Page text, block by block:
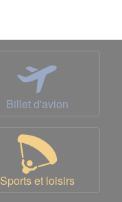
Billet d'avion
Sports et loisirs